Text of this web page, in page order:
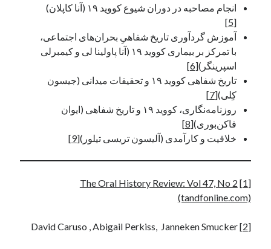
انجام مصاحبه در دوران شیوع کووید ۱۹ (آنا کاپلان)
[5]
آموزش گردآوری تاریخ شفاهیِ بحران‌های اجتماعی،
با تمرکز بر بیماری کووید ۱۹ (آنا پاولینا لی و کیمبرلی
اسپرینگر)[6]
تاریخ شفاهی کووید ۱۹ و تحقیقات میدانی (جیسون
کِلی)[7]
روزنامه‌نگاری، کووید ۱۹ و تاریخ شفاهی (ایوان
فاکن‌بوری)[8]
خلاقیت و کارآمدی (آلیسون تریسی تیلور)[9]
[1]
The Oral History Review: Vol 47, No 2
(tandfonline.com)
[2]
David Caruso , Abigail Perkiss, Janneken Smucker